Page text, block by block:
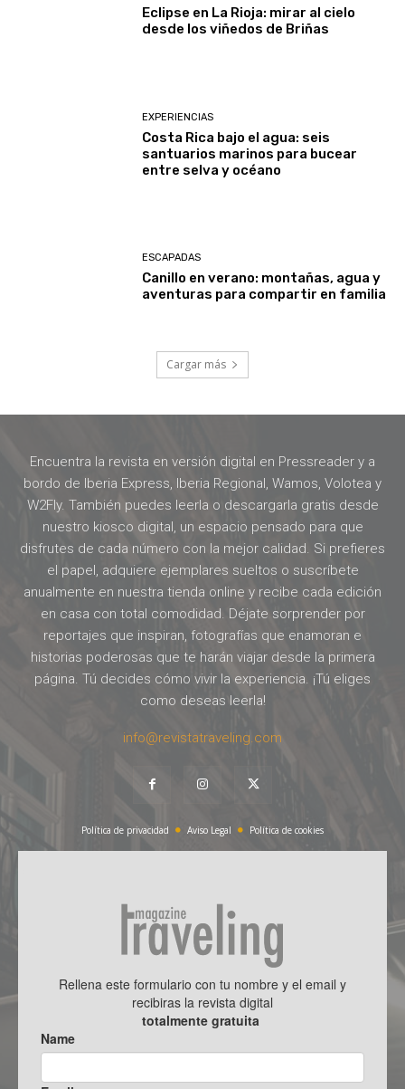
Eclipse en La Rioja: mirar al cielo
desde los viñedos de Briñas
EXPERIENCIAS
Costa Rica bajo el agua: seis
santuarios marinos para bucear
entre selva y océano
ESCAPADAS
Canillo en verano: montañas, agua y
aventuras para compartir en familia
Cargar más
Encuentra la revista en versión digital en Pressreader y a
bordo de Iberia Express, Iberia Regional, Wamos, Volotea y
W2Fly. También puedes leerla o descargarla gratis desde
nuestro kiosco digital, un espacio pensado para que
disfrutes de cada número con la mejor calidad. Si prefieres
el papel, adquiere ejemplares sueltos o suscríbete
anualmente en nuestra tienda online y recibe cada edición
en casa con total comodidad. Déjate sorprender por
reportajes que inspiran, fotografías que enamoran e
historias poderosas que te harán viajar desde la primera
página. Tú decides cómo vivir la experiencia. ¡Tú eliges
como deseas leerla!
info@revistatraveling.com
Política de privacidad Aviso Legal Política de cookies